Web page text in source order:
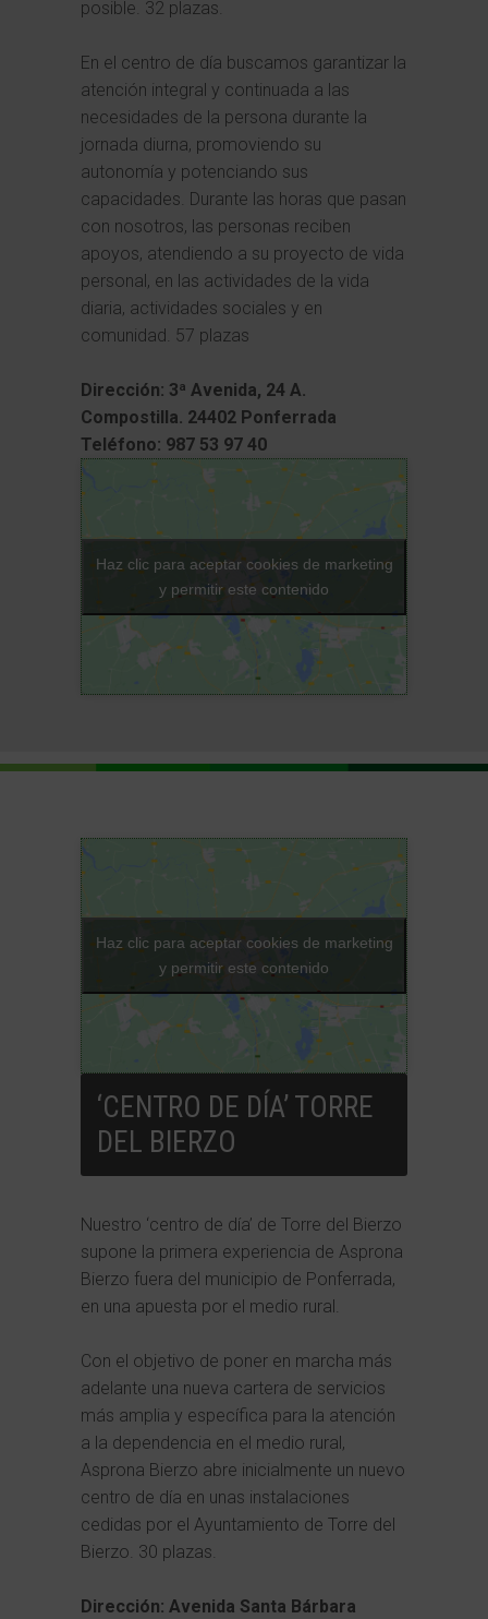
posible. 32 plazas.
En el centro de día buscamos garantizar la
atención integral y continuada a las
necesidades de la persona durante la
jornada diurna, promoviendo su
autonomía y potenciando sus
capacidades. Durante las horas que pasan
con nosotros, las personas reciben
apoyos, atendiendo a su proyecto de vida
personal, en las actividades de la vida
diaria, actividades sociales y en
comunidad. 57 plazas
Dirección: 3ª Avenida, 24 A.
Compostilla. 24402 Ponferrada
Teléfono: 987 53 97 40
Haz clic para aceptar cookies de marketing
y permitir este contenido
Haz clic para aceptar cookies de marketing
y permitir este contenido
‘CENTRO DE DÍA’ TORRE
DEL BIERZO
Nuestro ‘centro de día’ de Torre del Bierzo
supone la primera experiencia de Asprona
Bierzo fuera del municipio de Ponferrada,
en una apuesta por el medio rural.
Con el objetivo de poner en marcha más
adelante una nueva cartera de servicios
más amplia y específica para la atención
a la dependencia en el medio rural,
Asprona Bierzo abre inicialmente un nuevo
centro de día en unas instalaciones
cedidas por el Ayuntamiento de Torre del
Bierzo. 30 plazas.
Dirección: Avenida Santa Bárbara